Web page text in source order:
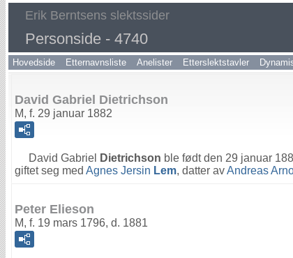
Erik Berntsens slektssider
Personside - 4740
Hovedside Etternavnsliste Anelister Etterslektstavler
David Gabriel Dietrichson
M, f. 29 januar 1882
David Gabriel Dietrichson ble født den 29 januar
giftet seg med Agnes Jersin Lem, datter avAndreas
Peter Elieson
M, f. 19 mars 1796, d. 1881